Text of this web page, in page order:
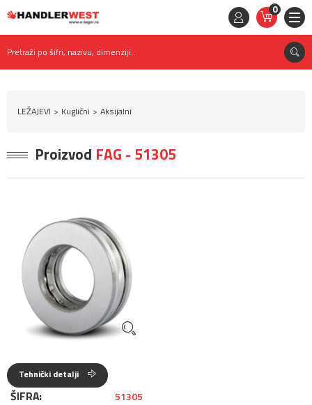
0
STAVKE
0,
RSD
Pretraži po šifri, nazivu, dimenziji..
LEŽAJEVI Kuglični Aksijalni
Proizvod FAG - 51305
Tehnički detalji
ŠIFRA: 51305